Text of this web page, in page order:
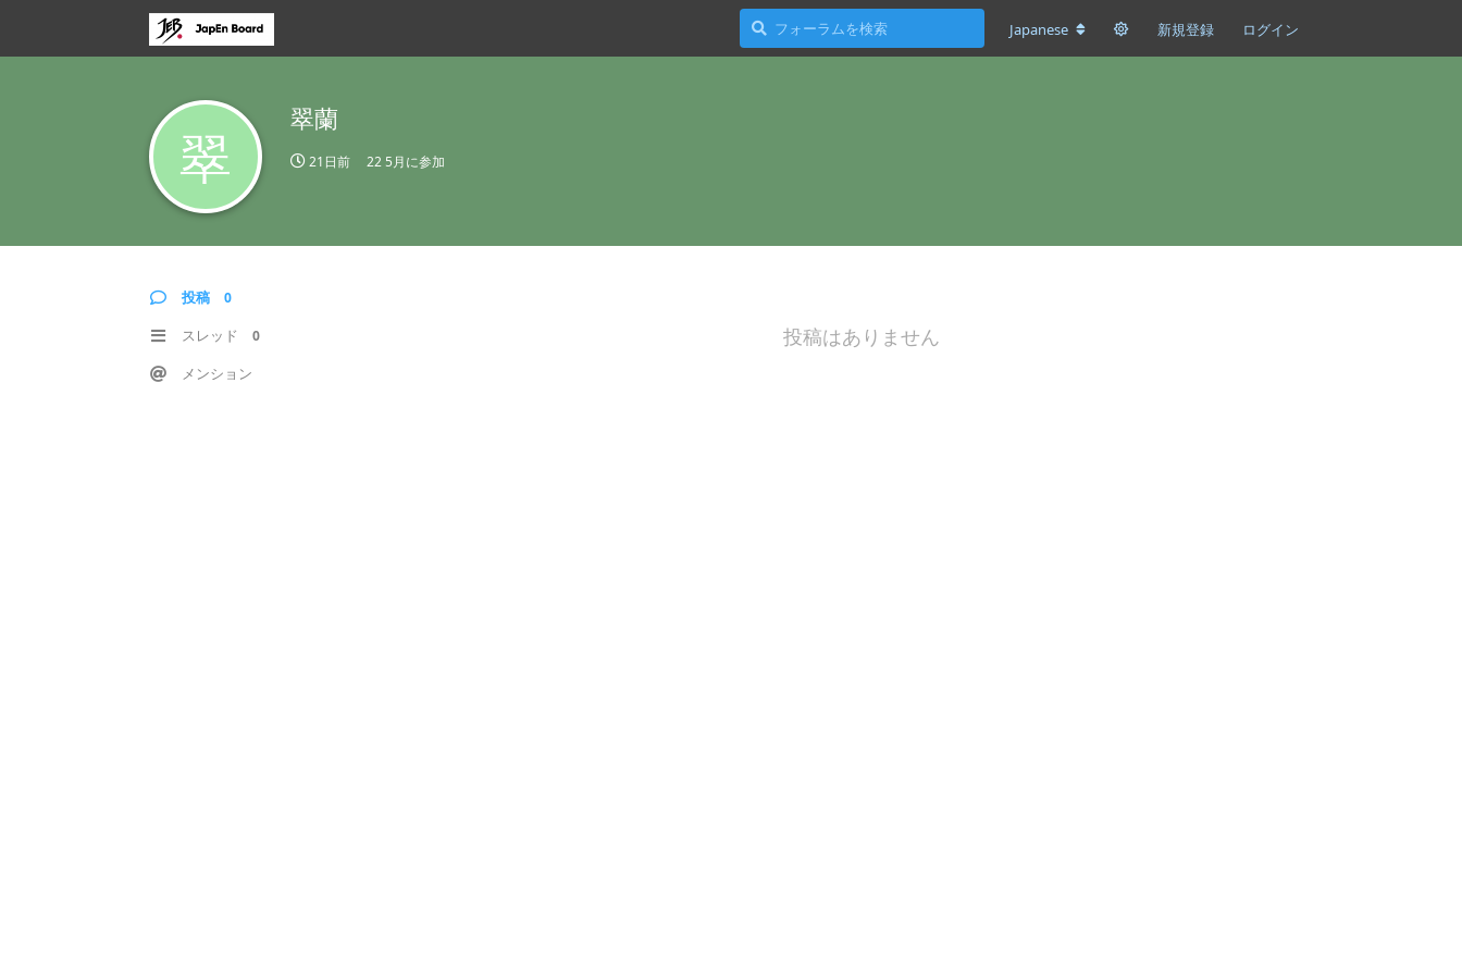
Japanese 新規登録 ログイン
翠
翠蘭
21日前 22 5月に参加
投稿 0
スレッド 0
メンション
投稿はありません